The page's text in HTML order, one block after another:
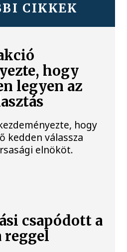
CIKKEK
hogy
legyen az
hogy
kedden válassza
elnököt.
csapódott a
reggel